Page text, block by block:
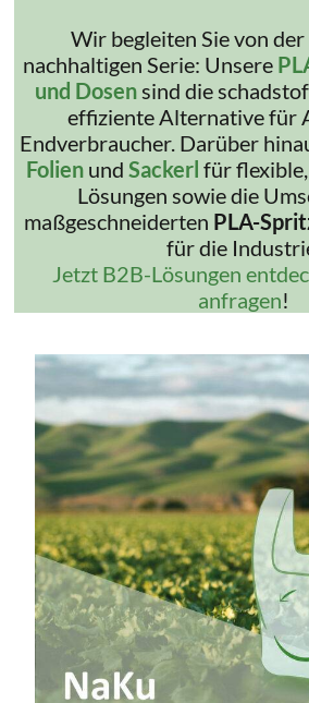
Wir begleiten Sie von
nachhaltigen Serie: Unsere
und Dosensind die
effiziente Alternative für
Endverbraucher. Darüber
Folien undSackerl für
Lösungen sowie die
maßgeschneiderten PLA-
für die
Jetzt B2B-Lösungen
anfragen!